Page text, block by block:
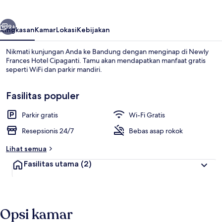
Kamar Twin Deluks | Wi-Fi gratis
Berikutnya
9+
RingkasanKamarLokasiKebijakan
Nikmati kunjungan Anda ke Bandung dengan menginap di Newly
Frances Hotel Cipaganti. Tamu akan mendapatkan manfaat gratis
seperti WiFi dan parkir mandiri.
Fasilitas populer
Parkir gratis
Wi-Fi Gratis
Resepsionis 24/7
Bebas asap rokok
Lihat semua
Fasilitas utama (2)
Opsi kamar